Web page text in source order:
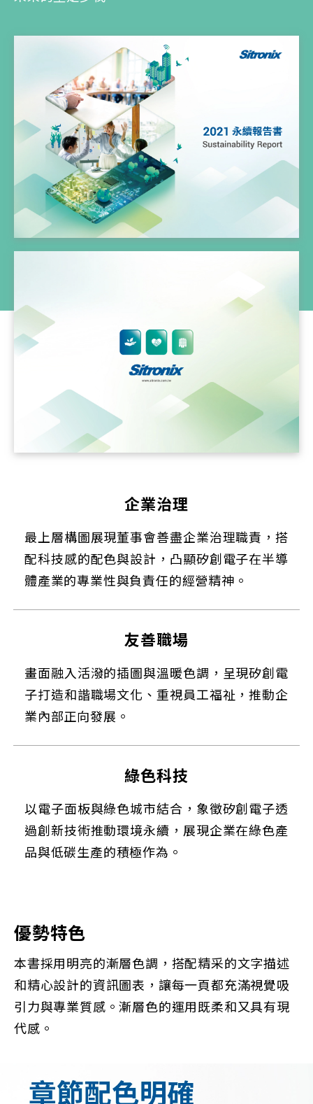
企業治理
最上層構圖展現董事會善盡企業治理職責，搭
配科技感的配色與設計，凸顯矽創電子在半導
體產業的專業性與負責任的經營精神。
友善職場
畫面融入活潑的插圖與溫暖色調，呈現矽創電
子打造和諧職場文化、重視員工福祉，推動企
業內部正向發展。
綠色科技
以電子面板與綠色城市結合，象徵矽創電子透
過創新技術推動環境永續，展現企業在綠色產
品與低碳生產的積極作為。
優勢特色
本書採用明亮的漸層色調，搭配精采的文字描述
和精心設計的資訊圖表，讓每一頁都充滿視覺吸
引力與專業質感。漸層色的運用既柔和又具有現
代感。